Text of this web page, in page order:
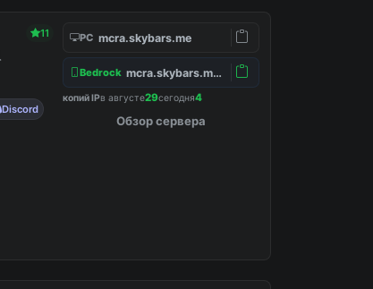
11
Discord
PC mcra.skybars.me
Bedrock mcra.skybars.me:19132
копий IPв августе29сегодня4
Обзор сервера